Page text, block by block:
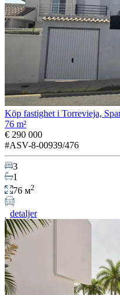
Köp fastighet i Torrevieja,
76 m²
€ 290 000
#ASV-8-00939/476
3
1
76 м2
detaljer